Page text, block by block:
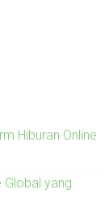
Hiburan Online
Global yang